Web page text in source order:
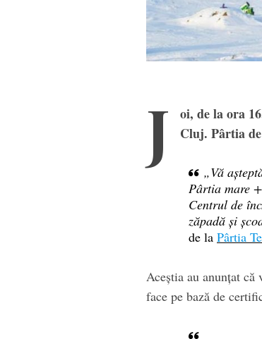
J
oi, de la ora
Cluj. Pârtia
„Vă
Pârtia mare
Centrul de
zăpadă și
de la Pârtia
Aceștia au anunțat că
face pe bază de